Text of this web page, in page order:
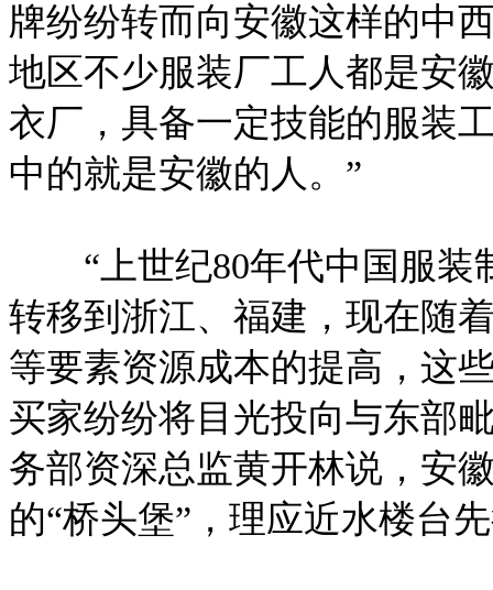
牌纷纷转而向安徽这样的中
地区不少服装厂工人都是安
衣厂，具备一定技能的服装
中的就是安徽的人。”
“上世纪80年代中国服装
转移到浙江、福建，现在随
等要素资源成本的提高，这
买家纷纷将目光投向与东部
务部资深总监黄开林说，安
的“桥头堡”，理应近水楼台